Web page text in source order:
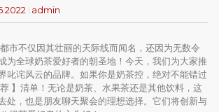
admin
市不仅因其壮丽的天际线而闻名，还因为无数令
为全球奶茶爱好者的朝圣地！今天，我们为大家推
叱诧风云的品牌。如果你是奶茶控，绝对不能错过
】清单！无论是奶茶、水果茶还是其他饮料，这
处，也是朋友聊天聚会的理想选择。它们将创新与